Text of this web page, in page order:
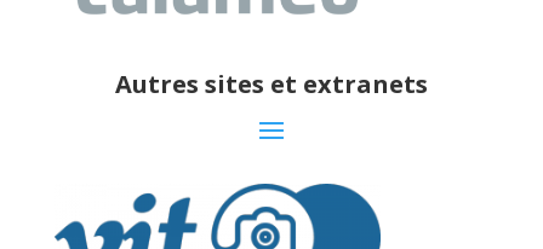
Autres sites et extranets